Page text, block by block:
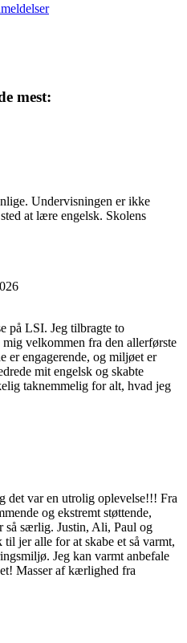
mest:
Undervisningen er ikke
at lære engelsk. Skolens
på LSI. Jeg tilbragte to
velkommen fra den allerførste
er engagerende, og miljøet er
mit engelsk og skabte
taknemmelig for alt, hvad jeg
det var en utrolig oplevelse!!! Fra
og ekstremt støttende,
særlig. Justin, Ali, Paul og
til jer alle for at skabe et så varmt,
Jeg kan varmt anbefale
Masser af kærlighed fra